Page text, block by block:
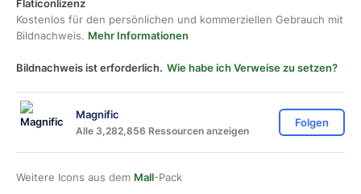
Flaticonlizenz
Kostenlos für den persönlichen und kommerziellen Gebrauch mit
Bildnachweis. Mehr Informationen
Bildnachweis ist erforderlich. Wie habe ich Verweise zu setzen?
Magnific
Alle 3,282,856 Ressourcen anzeigen
Folgen
Weitere Icons aus dem Mall-Pack